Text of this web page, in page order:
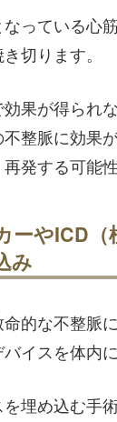
っている心
切ります。
果が得られ
整脈に効果
発する可能
ーやICD（
み
的な不整脈
イスを体内
埋め込む手